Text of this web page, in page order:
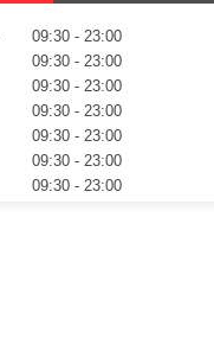
09:30
23:00
09:30
23:00
09:30
23:00
09:30
23:00
09:30
23:00
09:30
23:00
09:30 23:00